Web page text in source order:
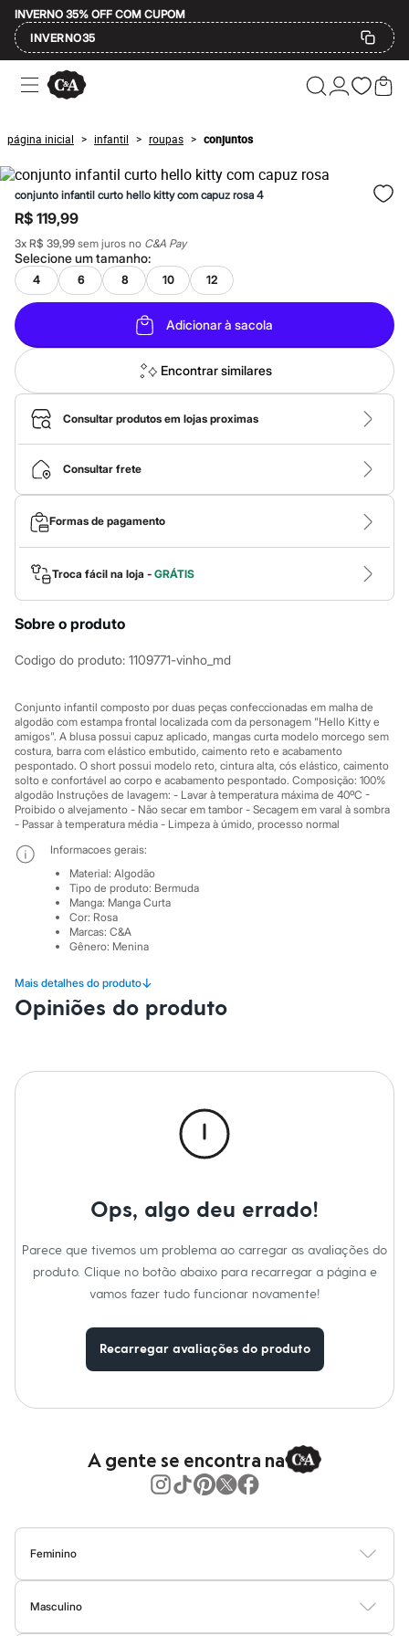
INVERNO 35% OFF COM CUPOM
INVERNO35
Ofertas
Compre por Departamento
Masculino
Infantil
Calçados
Mindse7
Plus Size
Até 20% off
Até 40% off
Até 60% off
A partir de 60% off
Feminino
Em alta
Inverno
Alfaiataria
Novidades
Roupas
Blusas e Camisetas
Básicos
Calças
Casacos e Jaquetas
Jeans
Macacões
Saias
Shorts e Bermudas
Vestidos
Acessórios
Bolsas
Bonés e Chapéus
Bijoux
Cintos
Relógios
Botas
Sandálias
Sapatilhas
Tênis
Marcas
City
Clock House
Mindset
Sawary
Yessica
Moda esportiva
Acessórios
Blusas
Calçados
Leggings
Shorts e Bermudas
Calcinhas
Cintas e Modeladores
Meias
Moda praia
Biquínis
Casacos e Jaquetas
Shorts e Saias
Vestidos
Masculino
Camisas
Calças
Casacos e Jaquetas
Chapéus e Bonés
Cintos
Carteiras
Óculos
Calçados
Botas
página inicial > infantil > roupas > conjuntos
conjunto infantil curto hello kitty com capuz rosa 4
R$ 119,99
3x R$ 39,99 sem juros no C&A Pay
Selecione umtamanho:
4 6 8 10 12
Adicionar à sacola
Encontrar similares
Consultar produtos em lojas proximas
Consultar frete
Formas de pagamento
Troca fácil na loja - GRÁTIS
Sobre o produto
Codigo do produto: 1109771-vinho_md
Conjunto infantil composto por duas peças confeccionadas em malha de
algodão com estampa frontal localizada com da personagem "Hello Kitty e
amigos". A blusa possui capuz aplicado, mangas curta modelo morcego sem
costura, barra com elástico embutido, caimento reto e acabamento
pespontado. O short possui modelo reto, cintura alta, cós elástico, caimento
solto e confortável ao corpo e acabamento pespontado. Composição: 100%
algodão Instruções de lavagem: - Lavar à temperatura máxima de 40ºC -
Proibido o alvejamento - Não secar em tambor - Secagem em varal à sombra
- Passar à temperatura média - Limpeza à úmido, processo normal
Mais detalhes do produto↓
Informacoes gerais:
Material: Algodão
Tipo de produto: Bermuda
Manga: Manga Curta
Cor: Rosa
Marcas: C&A
Gênero: Menina
Opiniões do produto
Ops, algo deu errado!
Parece que tivemos um problema ao carregar as avaliações do
produto. Clique no botão abaixo para recarregar a página e
vamos fazer tudo funcionar novamente!
Recarregar avaliações do produto
A gente se encontra na
Feminino
BlusasCalçasVestidosSaiasCasacosModa PraiaModa Íntima
Masculino
CamisetasCamisasBermudasCalçasModa ÍntimaJaquetas e Casacos